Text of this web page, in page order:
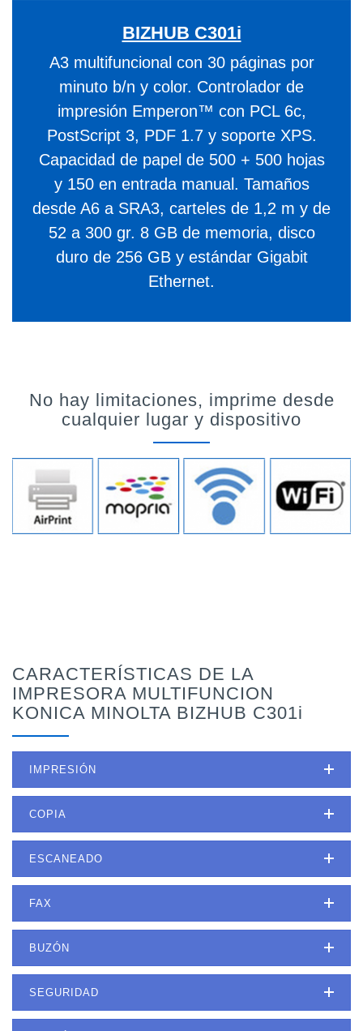
BIZHUB C301i
A3 multifuncional con 30 páginas por
minuto b/n y color. Controlador de
impresión Emperon™ con PCL 6c,
PostScript 3, PDF 1.7 y soporte XPS.
Capacidad de papel de 500 + 500 hojas
y 150 en entrada manual. Tamaños
desde A6 a SRA3, carteles de 1,2 m y de
52 a 300 gr. 8 GB de memoria, disco
duro de 256 GB y estándar Gigabit
Ethernet.
No hay limitaciones, imprime desde
cualquier lugar y dispositivo
CARACTERÍSTICAS DE LA
IMPRESORA MULTIFUNCION
KONICA MINOLTA BIZHUB C301i
IMPRESIÓN
COPIA
ESCANEADO
FAX
BUZÓN
SEGURIDAD